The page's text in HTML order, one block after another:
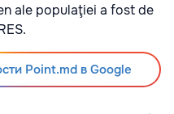
ale populaţiei a fost de
Point.md в Google